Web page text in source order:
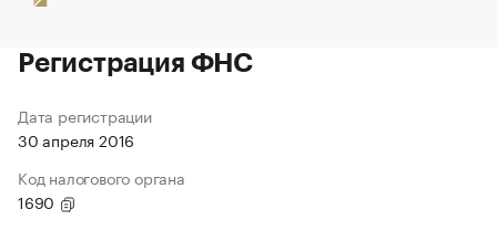
Регистрация ФНС
Дата регистрации
30 апреля 2016
Код налогового органа
1690